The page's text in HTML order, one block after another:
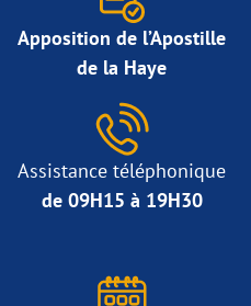
Apposition de l’Apostille
de la Haye
Assistance téléphonique
de 09H15 à 19H30